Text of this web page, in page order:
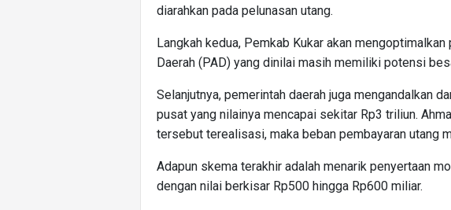
diarahkan pada pelunasan utang.
Langkah kedua, Pemkab Kukar akan
Daerah (PAD) yang dinilai masih memiliki potensi
Selanjutnya, pemerintah daerah juga mengandalkan
pusat yang nilainya mencapai sekitar Rp3 triliun.
tersebut terealisasi, maka beban pembayaran utang
Adapun skema terakhir adalah menarik penyertaan
dengan nilai berkisar Rp500 hingga Rp600 miliar.